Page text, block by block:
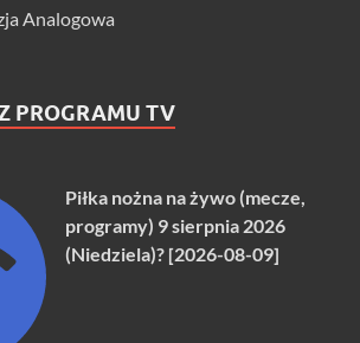
Analogowa
PROGRAMU TV
Piłka nożna na żywo (mecze,
programy) 9 sierpnia 2026
(Niedziela)? [2026-08-09]